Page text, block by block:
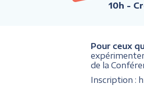
10h -
Pour ceux
de la
Inscription :